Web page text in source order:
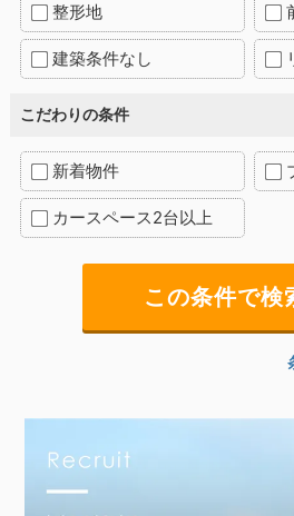
整形地
建築条件なし
こだわりの条件
新着物件
カースペース2台以上